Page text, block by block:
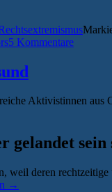
5 Kommentare
Aktivistinnen
gelandet sein
weil deren
→